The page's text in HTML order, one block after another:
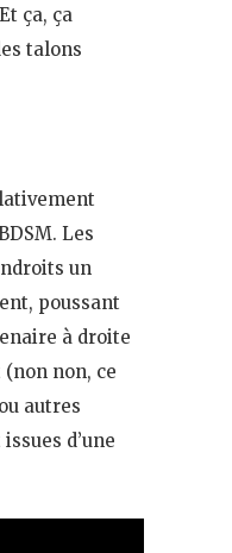
ça, ça
talons
Les
un
poussant
à droite
(non non, ce
autres
d’une